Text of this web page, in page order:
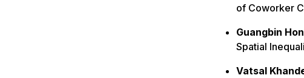
of Coworker
Guangbin
Spatial
Vatsal